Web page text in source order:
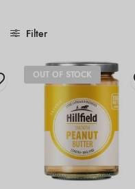
Filter
OUT OF STOCK